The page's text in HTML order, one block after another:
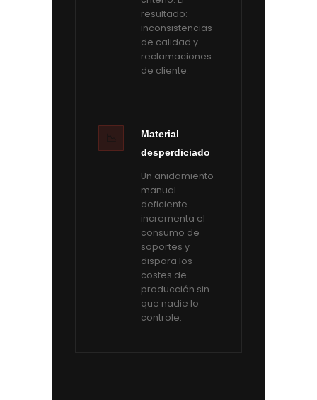
resultado:
inconsistencias
de calidad y
reclamaciones
de cliente.
Material
desperdiciado
Un anidamiento
manual
deficiente
incrementa el
consumo de
soportes y
dispara los
costes de
producción sin
que nadie lo
controle.